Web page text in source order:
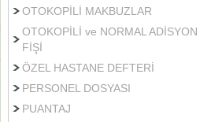
OTOKOPİLİ MAKBUZLAR
OTOKOPİLİ ve NORMAL ADİSYON
FİŞİ
ÖZEL HASTANE DEFTERİ
PERSONEL DOSYASI
PUANTAJ